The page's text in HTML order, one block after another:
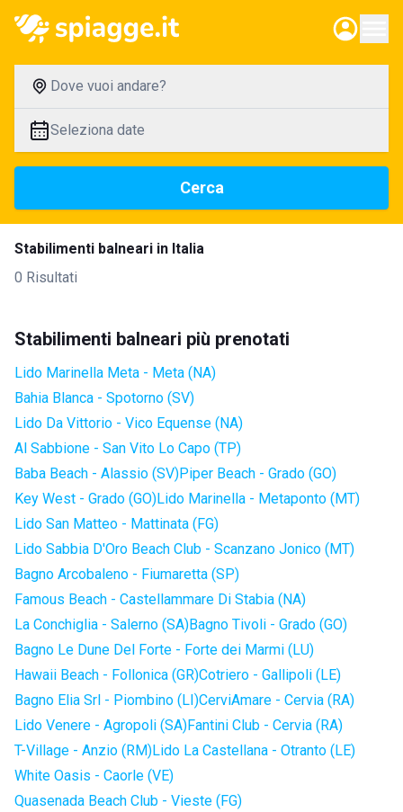
Dove vuoi andare?
Seleziona date
Cerca
Stabilimenti balneari in Italia
0 Risultati
Stabilimenti balneari più prenotati
Lido Marinella Meta - Meta (NA)
Bahia Blanca - Spotorno (SV)
Lido Da Vittorio - Vico Equense (NA)
Al Sabbione - San Vito Lo Capo (TP)
Baba Beach - Alassio (SV)Piper Beach - Grado (GO)
Key West - Grado (GO)Lido Marinella - Metaponto (MT)
Lido San Matteo - Mattinata (FG)
Lido Sabbia D'Oro Beach Club - Scanzano Jonico (MT)
Bagno Arcobaleno - Fiumaretta (SP)
Famous Beach - Castellammare Di Stabia (NA)
La Conchiglia - Salerno (SA)Bagno Tivoli - Grado (GO)
Bagno Le Dune Del Forte - Forte dei Marmi (LU)
Hawaii Beach - Follonica (GR)Cotriero - Gallipoli (LE)
Bagno Elia Srl - Piombino (LI)CerviAmare - Cervia (RA)
Lido Venere - Agropoli (SA)Fantini Club - Cervia (RA)
T-Village - Anzio (RM)Lido La Castellana - Otranto (LE)
White Oasis - Caorle (VE)
Quasenada Beach Club - Vieste (FG)